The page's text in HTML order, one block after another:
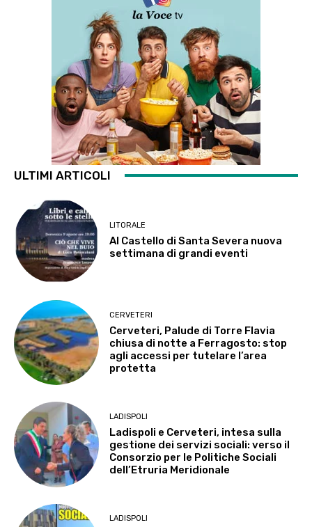
ULTIMI ARTICOLI
LITORALE
Al Castello di Santa Severa nuova
settimana di grandi eventi
CERVETERI
Cerveteri, Palude di Torre Flavia
chiusa di notte a Ferragosto: stop
agli accessi per tutelare l’area
protetta
LADISPOLI
Ladispoli e Cerveteri, intesa sulla
gestione dei servizi sociali: verso il
Consorzio per le Politiche Sociali
dell’Etruria Meridionale
LADISPOLI